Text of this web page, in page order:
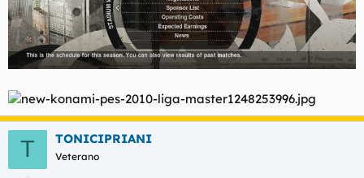
T TONICIPRIANI
Veterano